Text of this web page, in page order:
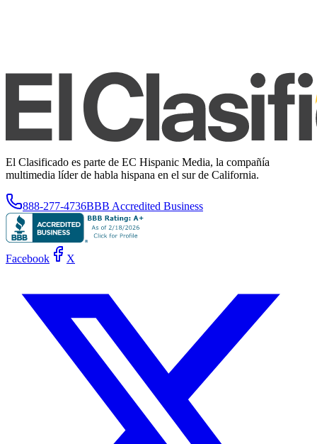
El Clasificado es parte de EC Hispanic Media, la compañía
multimedia líder de habla hispana en el sur de California.
888-277-4736BBB Accredited Business
Facebook X